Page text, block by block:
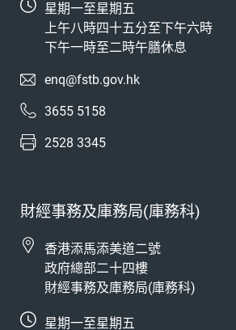
星期一至星期五
上午八時四十五分至下午六時
下午一時至二時午膳休息
enq@fstb.gov.hk
3655 5158
2528 3345
財經事務及庫務局(庫務科)
香港添馬添美道二號
政府總部二十四樓
財經事務及庫務局(庫務科)
星期一至星期五